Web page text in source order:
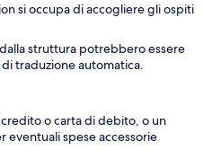
si occupa di accogliere gli ospiti
struttura potrebbero essere
traduzione automatica.
o carta di debito, o un
eventuali spese accessorie